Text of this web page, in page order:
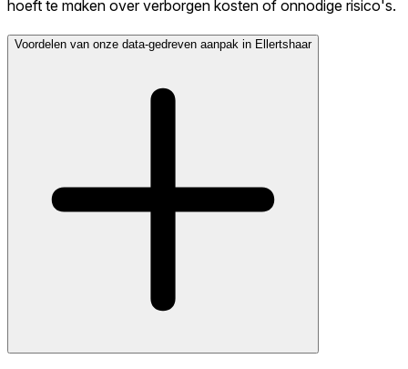
hoeft te maken over verborgen kosten of onnodige risico's.
Voordelen van onze data-gedreven aanpak in Ellertshaar